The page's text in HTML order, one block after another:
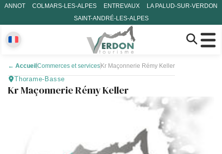
ANNOT COLMARS-LES-ALPES ENTREVAUX
LA PALUD-SUR-VERDON
SAINT-ANDRÉ-LES-ALPES
← Accueil Commerces et services Kr Maçonnerie Rémy Keller
Thorame-Basse
Kr Maçonnerie Rémy Keller